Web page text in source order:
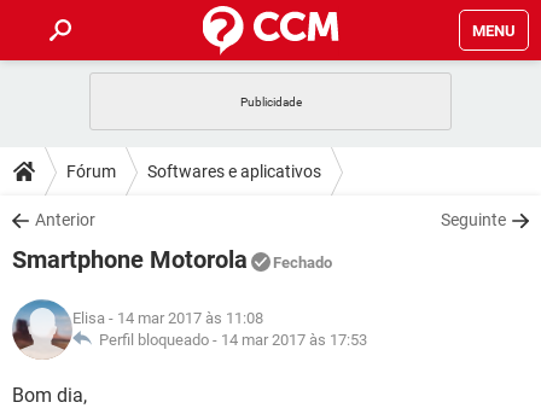
MENU
CELULAR FACEBOOK
OUTLOOK
INSTAGRAM GMAIL
GUIA DE COMPRAS
DICAS
JOGOS WHATSAPP
INSTAGRAM
GUIA DE COMPRAS
DOWNLOADS
JOGOS WHATSAPP
CELULAR
OUTLOOK EXCEL
INSTAGRAM
JOGOS
CELULAR
OUTLOOK
GLOSSÁRIO
JOGOS
Fórum Softwares e aplicativos
Anterior Seguinte
Smartphone Motorola Fechado
Elisa - 14 mar 2017 às 11:08
Perfil bloqueado - 14 mar 2017 às 17:53
Bom dia,